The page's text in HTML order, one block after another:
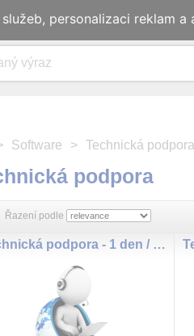
Software > Technická podpora
podpora
Řazení podle
Technická podpora - 1 den / platnost 3 měsíce
personalizaci reklam